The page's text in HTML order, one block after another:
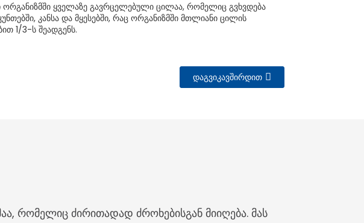
ყველაზე გავრცელებული ცილაა, რომელიც გვხვდება
კანსა და მყესებში, რაც ორგანიზმში მთლიანი ცილის
1/3-ს შეადგენს.
ᲓᲐᲒᲕᲘᲙᲐᲕᲨᲘᲠᲓᲘᲗ
რომელიც ძირითადად ძროხებისგან მიიღება. მას